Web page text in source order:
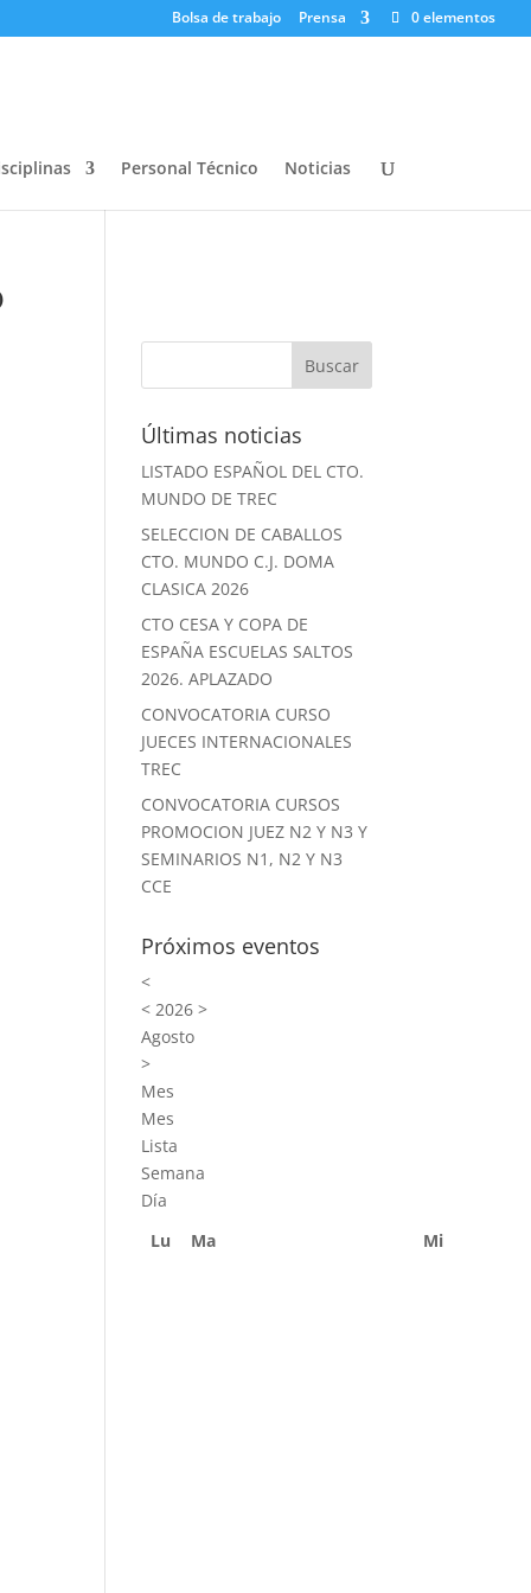
Bolsa de trabajo Prensa 0 elementos
Personal Técnico Noticias
Últimas noticias
LISTADO ESPAÑOL DEL CTO.
MUNDO DE TREC
SELECCION DE CABALLOS
CTO. MUNDO C.J. DOMA
CLASICA 2026
CTO CESA Y COPA DE
ESPAÑA ESCUELAS SALTOS
2026. APLAZADO
CONVOCATORIA CURSO
JUECES INTERNACIONALES
TREC
CONVOCATORIA CURSOS
PROMOCION JUEZ N2 Y N3 Y
SEMINARIOS N1, N2 Y N3
CCE
Próximos eventos
<
< 2026>
Agosto
>
Mes
Mes
Lista
Semana
Día
Lu
Ma Mi